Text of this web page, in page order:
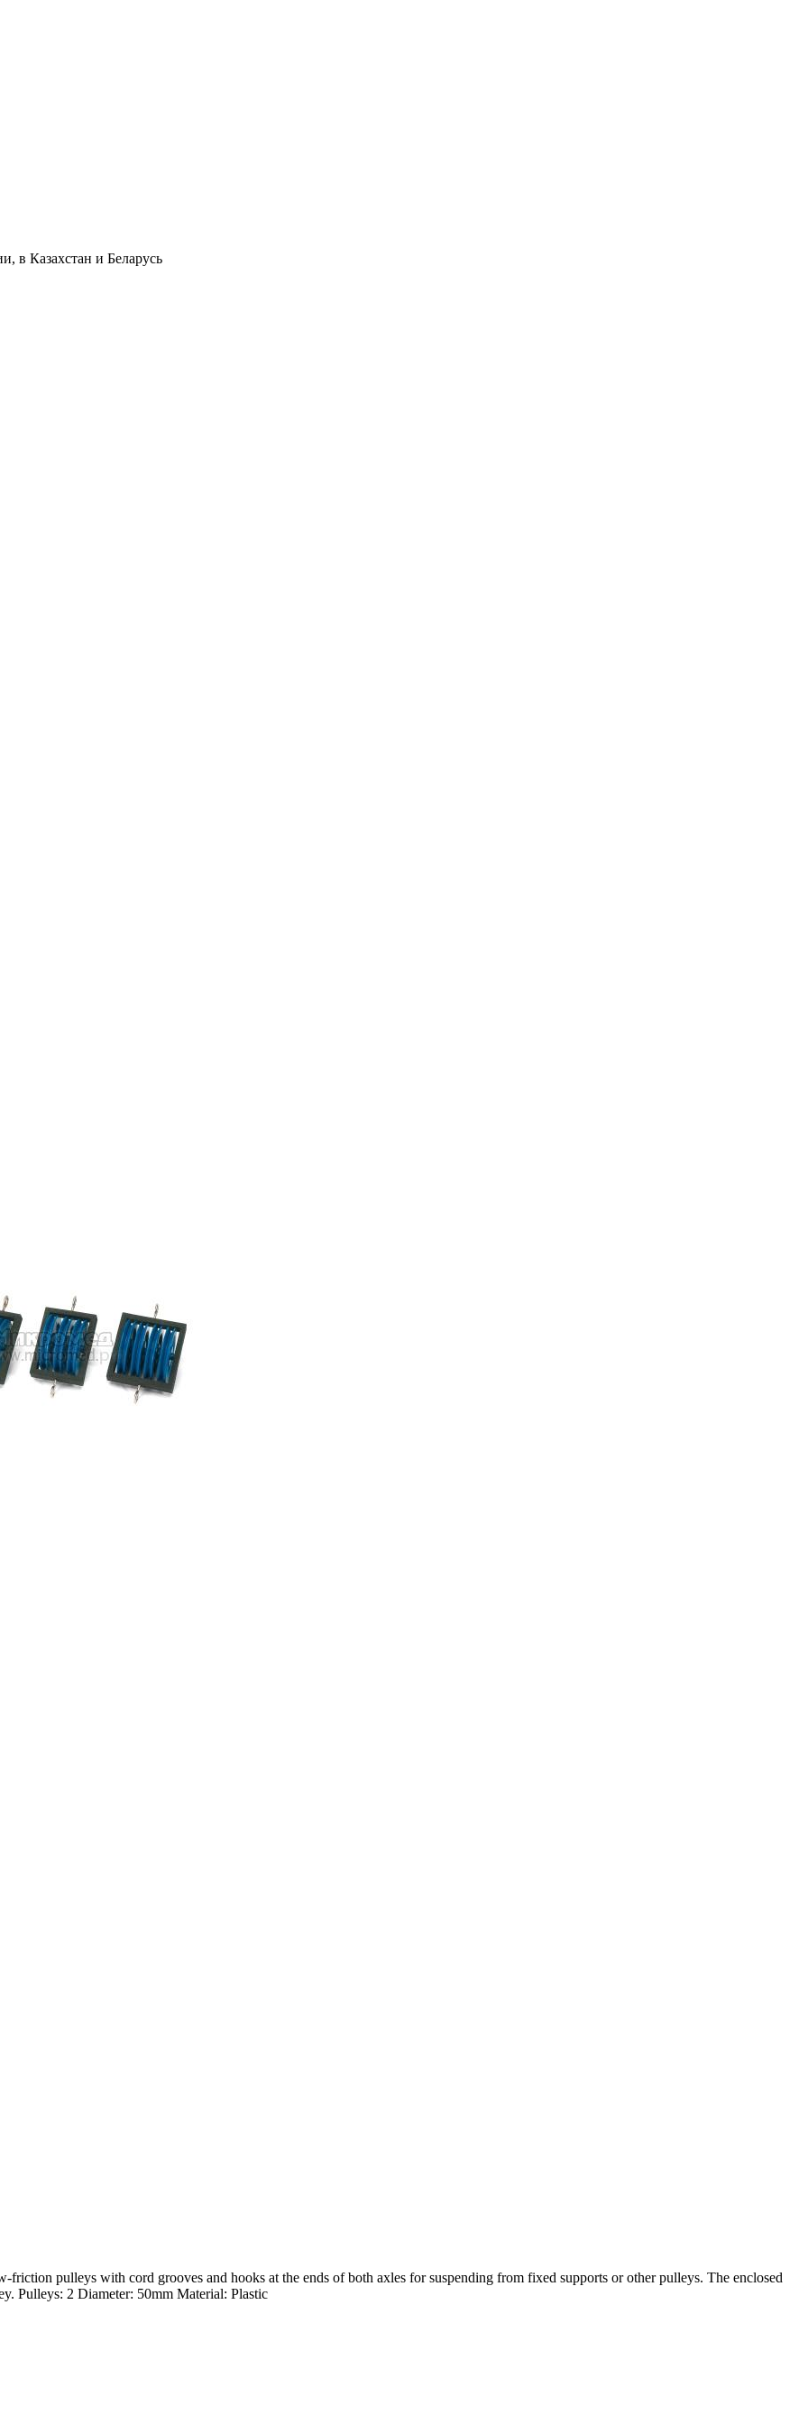
в Казахстан и Беларусь
pulleys with cord grooves and hooks at the ends of both axles for suspending from fixed supports or other pulleys. The enclosed
Pulleys: 2 Diameter: 50mm Material: Plastic